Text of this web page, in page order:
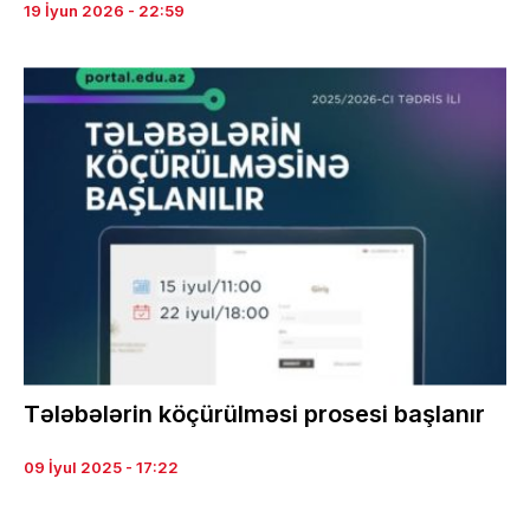
19 İyun 2026 - 22:59
Tələbələrin köçürülməsi prosesi başlanır
09 İyul 2025 - 17:22